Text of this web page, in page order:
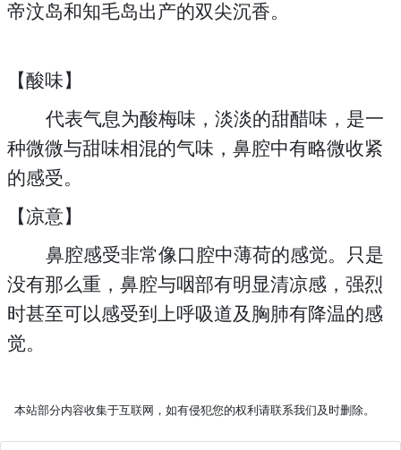
帝汶岛和知毛岛出产的双尖沉香。
【酸味】
代表气息为酸梅味，淡淡的甜醋味，是一
种微微与甜味相混的气味，鼻腔中有略微收紧
的感受。
【凉意】
鼻腔感受非常像口腔中薄荷的感觉。只是
没有那么重，鼻腔与咽部有明显清凉感，强烈
时甚至可以感受到上呼吸道及胸肺有降温的感
觉。
本站部分内容收集于互联网，如有侵犯您的权利请联系我们及时删除。